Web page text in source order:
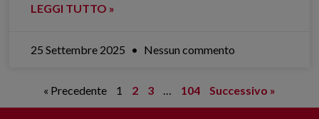
LEGGI TUTTO »
25 Settembre 2025 Nessun commento
« Precedente 1 2 3 104 Successivo »